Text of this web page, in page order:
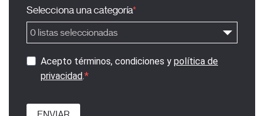
Selecciona una categoría
0 listas seleccionadas
Acepto términos, condiciones y política de
privacidad.